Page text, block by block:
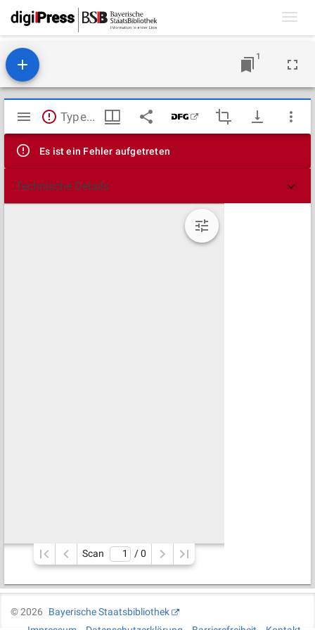
1
Mirador
Viewer
TypeError: Failed to fetch
Es ist ein Fehler aufgetreten
Technische Details
Scan / 0
©2026
Bayerische Staatsbibliothek